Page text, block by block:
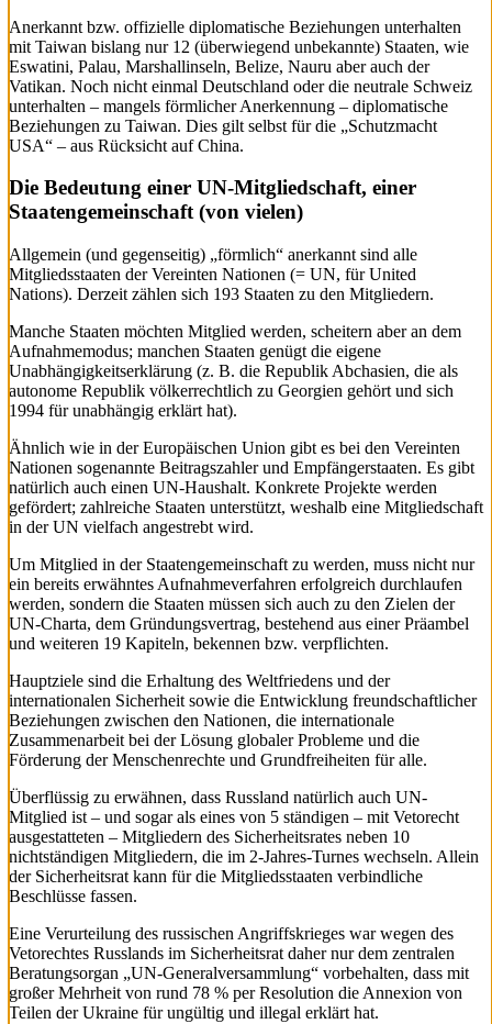
Anerkannt bzw. offizielle diplomatische Beziehungen unterhalten
mit Taiwan bislang nur 12 (überwiegend unbekannte) Staaten, wie
Eswatini, Palau, Marshallinseln, Belize, Nauru aber auch der
Vatikan. Noch nicht einmal Deutschland oder die neutrale Schweiz
unterhalten – mangels förmlicher Anerkennung – diplomatische
Beziehungen zu Taiwan. Dies gilt selbst für die „Schutzmacht
USA“ – aus Rücksicht auf China.
Die Bedeutung einer UN-Mitgliedschaft, einer
Staatengemeinschaft (von vielen)
Allgemein (und gegenseitig) „förmlich“ anerkannt sind alle
Mitgliedsstaaten der Vereinten Nationen (= UN, für United
Nations). Derzeit zählen sich 193 Staaten zu den Mitgliedern.
Manche Staaten möchten Mitglied werden, scheitern aber an dem
Aufnahmemodus; manchen Staaten genügt die eigene
Unabhängigkeitserklärung (z. B. die Republik Abchasien, die als
autonome Republik völkerrechtlich zu Georgien gehört und sich
1994 für unabhängig erklärt hat).
Ähnlich wie in der Europäischen Union gibt es bei den Vereinten
Nationen sogenannte Beitragszahler und Empfängerstaaten. Es gibt
natürlich auch einen UN-Haushalt. Konkrete Projekte werden
gefördert; zahlreiche Staaten unterstützt, weshalb eine Mitgliedschaft
in der UN vielfach angestrebt wird.
Um Mitglied in der Staatengemeinschaft zu werden, muss nicht nur
ein bereits erwähntes Aufnahmeverfahren erfolgreich durchlaufen
werden, sondern die Staaten müssen sich auch zu den Zielen der
UN-Charta, dem Gründungsvertrag, bestehend aus einer Präambel
und weiteren 19 Kapiteln, bekennen bzw. verpflichten.
Hauptziele sind die Erhaltung des Weltfriedens und der
internationalen Sicherheit sowie die Entwicklung freundschaftlicher
Beziehungen zwischen den Nationen, die internationale
Zusammenarbeit bei der Lösung globaler Probleme und die
Förderung der Menschenrechte und Grundfreiheiten für alle.
Überflüssig zu erwähnen, dass Russland natürlich auch UN-
Mitglied ist – und sogar als eines von 5 ständigen – mit Vetorecht
ausgestatteten – Mitgliedern des Sicherheitsrates neben 10
nichtständigen Mitgliedern, die im 2-Jahres-Turnes wechseln. Allein
der Sicherheitsrat kann für die Mitgliedsstaaten verbindliche
Beschlüsse fassen.
Eine Verurteilung des russischen Angriffskrieges war wegen des
Vetorechtes Russlands im Sicherheitsrat daher nur dem zentralen
Beratungsorgan „UN-Generalversammlung“ vorbehalten, dass mit
großer Mehrheit von rund 78 % per Resolution die Annexion von
Teilen der Ukraine für ungültig und illegal erklärt hat.